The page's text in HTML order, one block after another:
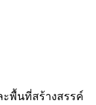
พื้นที่สร้างสรรค์